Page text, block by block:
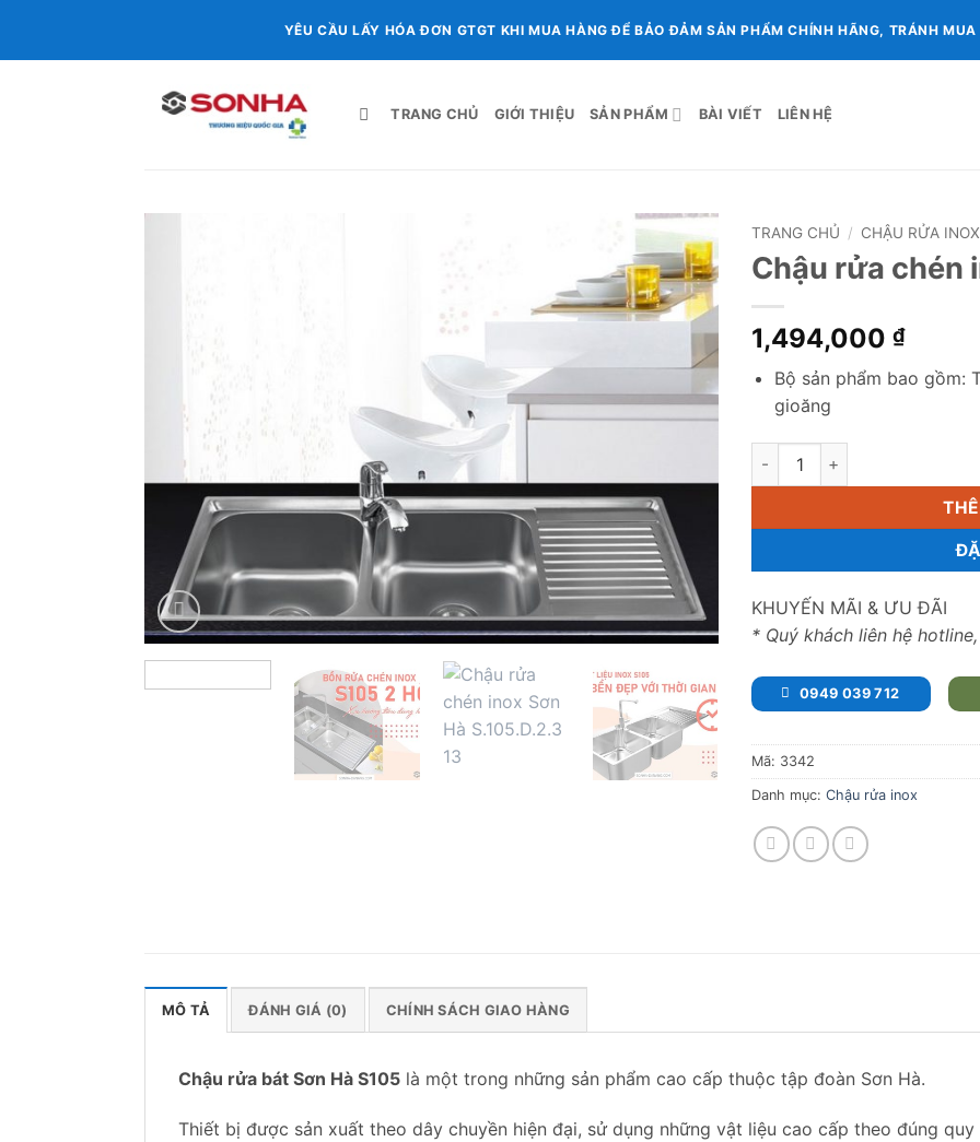
nội
YÊU CẦU LẤY HÓA ĐƠN GTGT KHI MUA HÀNG ĐỂ BẢO ĐẢM SẢN PHẨM CHÍNH HÃNG, TRÁNH
TRANG CHỦ GIỚI THIỆU SẢN PHẨM BÀI VIẾT LIÊN HỆ
TRANG CHỦ / CHẬU RỬA INOX
Chậu rửa chén
1,494,000 ₫
Bộ sản phẩm bao gồm:
gioăng
Chậu rửa chén inox Sơn Hà
KHUYẾN MÃI & ƯU ĐÃI
* Quý khách liên hệ
0949 039 712
Mã: 3342
Danh mục: Chậu rửa inox
MÔ TẢ ĐÁNH GIÁ (0) CHÍNH SÁCH GIAO HÀNG
Chậu rửa bát Sơn Hà S105 là một trong những sản phẩm cao cấp thuộc tập đoàn Sơn Hà.
Thiết bị được sản xuất theo dây chuyền hiện đại, sử dụng những vật liệu cao cấp theo đúng